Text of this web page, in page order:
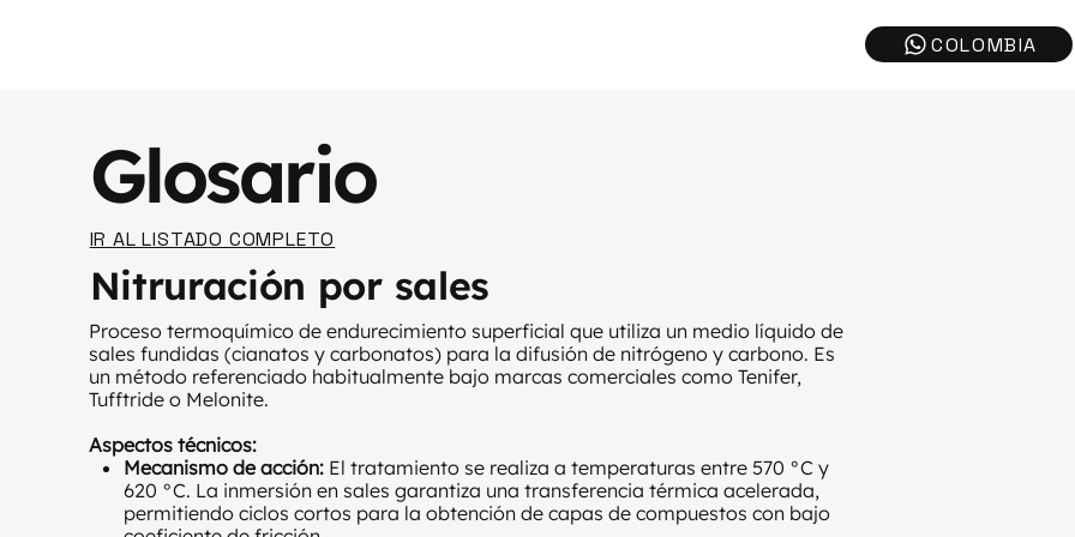
Glosario
IR AL LISTADO COMPLETO
Nitruración por sales
Proceso termoquímico de endurecimiento superficial que utiliza un medio líquido de
sales fundidas (cianatos y carbonatos) para la difusión de nitrógeno y carbono. Es
un método referenciado habitualmente bajo marcas comerciales como Tenifer,
Tufftride o Melonite.
Aspectos técnicos:
Mecanismo de acción: El tratamiento se realiza a temperaturas entre 570 °C y
620 °C. La inmersión en sales garantiza una transferencia térmica acelerada,
permitiendo ciclos cortos para la obtención de capas de compuestos con bajo